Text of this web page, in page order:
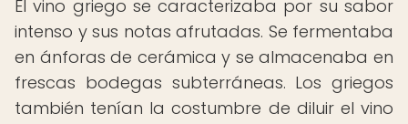
El vino griego se caracterizaba por su sabor
intenso y sus notas afrutadas. Se fermentaba
en ánforas de cerámica y se almacenaba en
frescas bodegas subterráneas. Los griegos
también tenían la costumbre de diluir el vino